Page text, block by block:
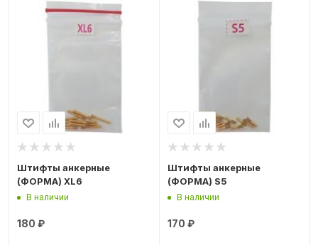
Штифты анкерные
(ФОРМА) XL6
В наличии
180 ₽
Штифты анкерные
(ФОРМА) S5
В наличии
170 ₽